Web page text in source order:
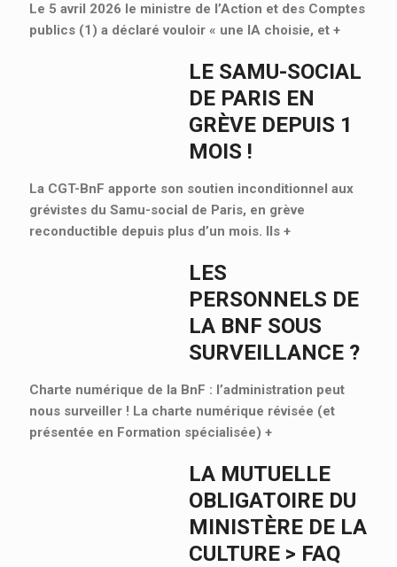
Le 5 avril 2026 le ministre de l’Action et des Comptes
publics (1) a déclaré vouloir « une IA choisie, et +
LE SAMU-SOCIAL
DE PARIS EN
GRÈVE DEPUIS 1
MOIS !
La CGT-BnF apporte son soutien inconditionnel aux
grévistes du Samu-social de Paris, en grève
reconductible depuis plus d’un mois. Ils +
LES
PERSONNELS DE
LA BNF SOUS
SURVEILLANCE ?
Charte numérique de la BnF : l’administration peut
nous surveiller ! La charte numérique révisée (et
présentée en Formation spécialisée) +
LA MUTUELLE
OBLIGATOIRE DU
MINISTÈRE DE LA
CULTURE > FAQ